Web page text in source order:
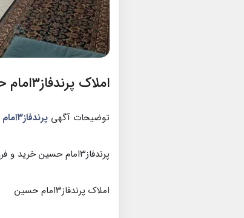
املاک پرندفاز۳امام حسین
توضیحات آگهی پرندفاز۳امام حسین
پرندفاز۳امام حسین خرید و فروش آپارتمان
املاک پرندفاز۳امام حسین